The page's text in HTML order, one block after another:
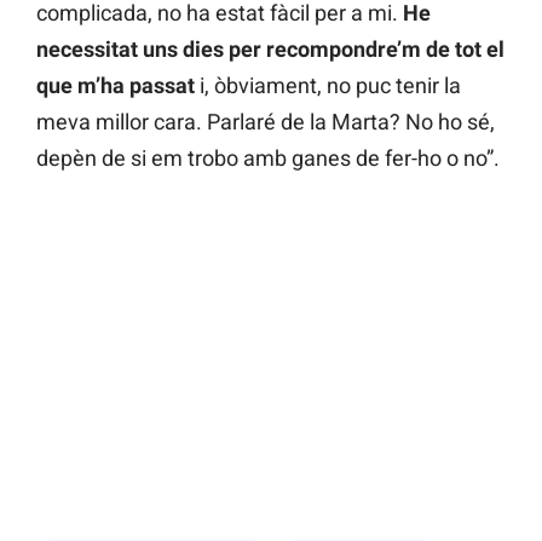
complicada, no ha estat fàcil per a mi. He
necessitat uns dies per recompondre’m de tot el
que m’ha passat i, òbviament, no puc tenir la
meva millor cara. Parlaré de la Marta? No ho sé,
depèn de si em trobo amb ganes de fer-ho o no”.